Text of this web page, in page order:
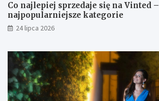
Co najlepiej sprzedaje się na Vinted –
najpopularniejsze kategorie
24 lipca 2026